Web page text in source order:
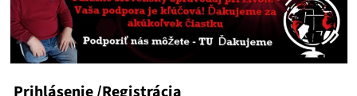
Demokrati
sú
nepotrební
ako
flaša